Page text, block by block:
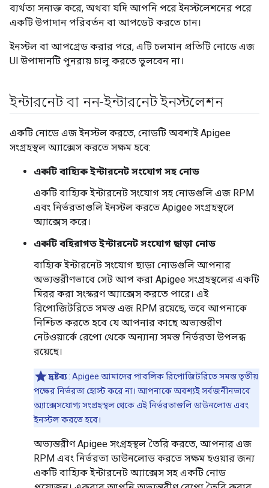
ব্যর্থতা সনাক্ত করে, অথবা যদি আপনি পরে ইনস্টলেশনের পরে
একটি উপাদান পরিবর্তন বা আপডেট করতে চান।
ইনস্টল বা আপগ্রেড করার পরে, এটি চলমান প্রতিটি নোডে এজ
UI উপাদানটি পুনরায় চালু করতে ভুলবেন না।
ইন্টারনেট বা নন-ইন্টারনেট ইনস্টলেশন
একটি নোডে এজ ইনস্টল করতে, নোডটি অবশ্যই Apigee
সংগ্রহস্থল অ্যাক্সেস করতে সক্ষম হবে:
একটি বাহ্যিক ইন্টারনেট সংযোগ সহ নোড
একটি বাহ্যিক ইন্টারনেট সংযোগ সহ নোডগুলি এজ RPM
এবং নির্ভরতাগুলি ইনস্টল করতে Apigee সংগ্রহস্থলে
অ্যাক্সেস করে।
একটি বহিরাগত ইন্টারনেট সংযোগ ছাড়া নোড
বাহ্যিক ইন্টারনেট সংযোগ ছাড়া নোডগুলি আপনার
অভ্যন্তরীণভাবে সেট আপ করা Apigee সংগ্রহস্থলের একটি
মিরর করা সংস্করণ অ্যাক্সেস করতে পারে। এই
রিপোজিটরিতে সমস্ত এজ RPM রয়েছে, তবে আপনাকে
নিশ্চিত করতে হবে যে আপনার কাছে অভ্যন্তরীণ
নেটওয়ার্কে রেপো থেকে অন্যান্য সমস্ত নির্ভরতা উপলব্ধ
রয়েছে।
দ্রষ্টব্য : Apigee আমাদের পাবলিক রিপোজিটরিতে সমস্ত তৃতীয়
পক্ষের নির্ভরতা হোস্ট করে না। আপনাকে অবশ্যই সর্বজনীনভাবে
অ্যাক্সেসযোগ্য সংগ্রহস্থল থেকে এই নির্ভরতাগুলি ডাউনলোড এবং
ইনস্টল করতে হবে।
অভ্যন্তরীণ Apigee সংগ্রহস্থল তৈরি করতে, আপনার এজ
RPM এবং নির্ভরতা ডাউনলোড করতে সক্ষম হওয়ার জন্য
একটি বাহ্যিক ইন্টারনেট অ্যাক্সেস সহ একটি নোড